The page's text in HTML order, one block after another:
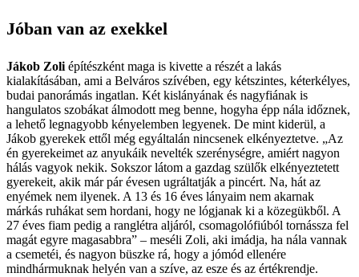
Jóban van az exekkel
Jákob Zoli építészként maga is kivette a részét a lakás
kialakításában, ami a Belváros szívében, egy kétszintes, kéterkélyes,
budai panorámás ingatlan. Két kislányának és nagyfiának is
hangulatos szobákat álmodott meg benne, hogyha épp nála időznek,
a lehető legnagyobb kényelemben legyenek. De mint kiderül, a
Jákob gyerekek ettől még egyáltalán nincsenek elkényeztetve. „Az
én gyerekeimet az anyukáik nevelték szerénységre, amiért nagyon
hálás vagyok nekik. Sokszor látom a gazdag szülők elkényeztetett
gyerekeit, akik már pár évesen ugráltatják a pincért. Na, hát az
enyémek nem ilyenek. A 13 és 16 éves lányaim nem akarnak
márkás ruhákat sem hordani, hogy ne lógjanak ki a közegükből. A
27 éves fiam pedig a ranglétra aljáról, csomagolófiúból tornássza fel
magát egyre magasabbra” – meséli Zoli, aki imádja, ha nála vannak
a csemetéi, és nagyon büszke rá, hogy a jómód ellenére
mindhármuknak helyén van a szíve, az esze és az értékrendje.